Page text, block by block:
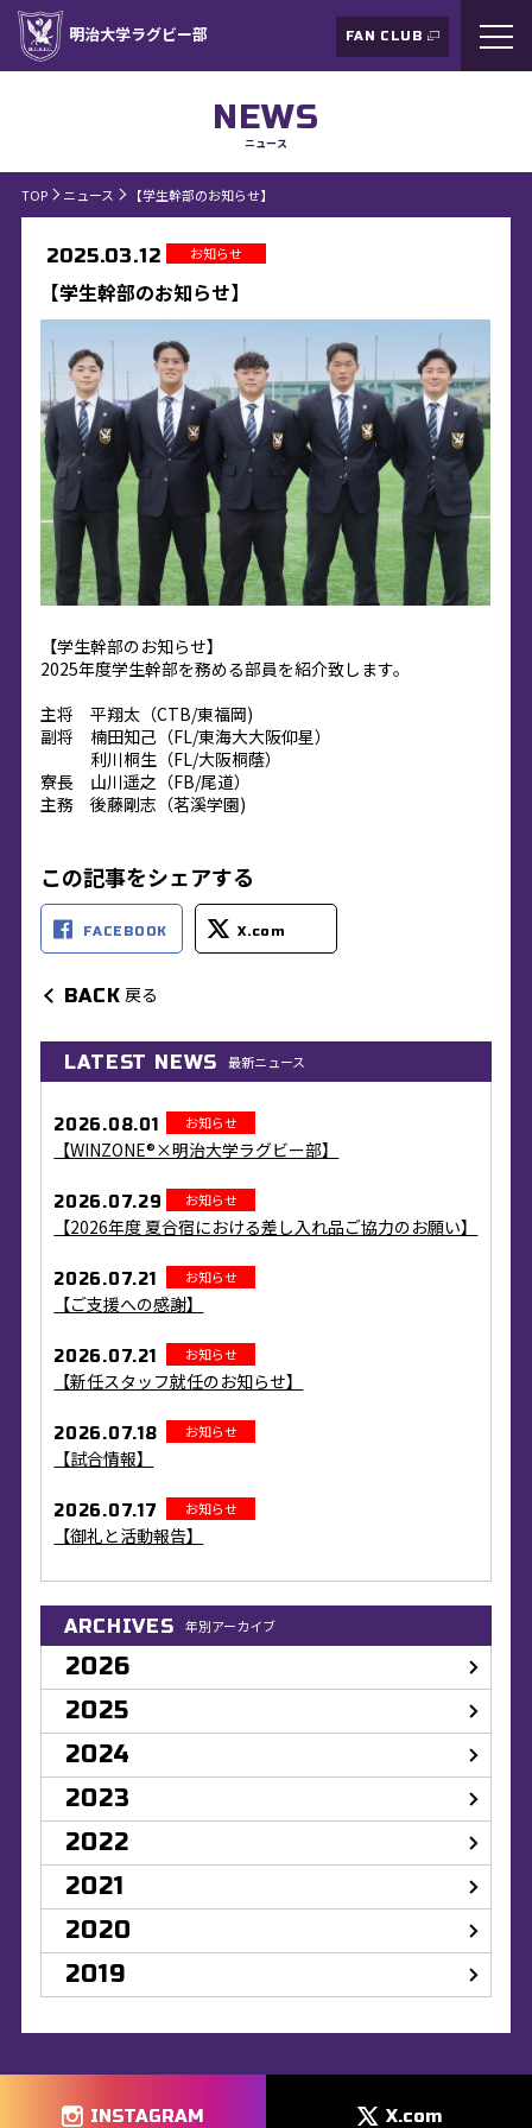
明治大学ラグビー部 FAN CLUB
NEWS
ニュース
TOP ニュース 【学生幹部のお知らせ】
2025.03.12 お知らせ
【学生幹部のお知らせ】
【学生幹部のお知らせ】
2025年度学生幹部を務める部員を紹介致します。
主将 平翔太（CTB/東福岡)
副将 楠田知己（FL/東海大大阪仰星）
利川桐生（FL/大阪桐蔭）
寮長 山川遥之（FB/尾道）
主務 後藤剛志（茗溪学園)
この記事をシェアする
FACEBOOK X.com
BACK 戻る
LATEST NEWS 最新ニュース
2026.08.01 お知らせ
【WINZONE®×明治大学ラグビー部】
2026.07.29 お知らせ
【2026年度 夏合宿における差し入れ品ご協力のお願い】
2026.07.21 お知らせ
【ご支援への感謝】
2026.07.21 お知らせ
【新任スタッフ就任のお知らせ】
2026.07.18 お知らせ
【試合情報】
2026.07.17 お知らせ
【御礼と活動報告】
ARCHIVES 年別アーカイブ
2026
2025
2024
2023
2022
2021
2020
2019
INSTAGRAM X.com